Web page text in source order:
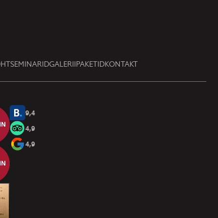
SEMINARIDGALERIIPAKETIDKONTAKT
9,4
4,9
4,9